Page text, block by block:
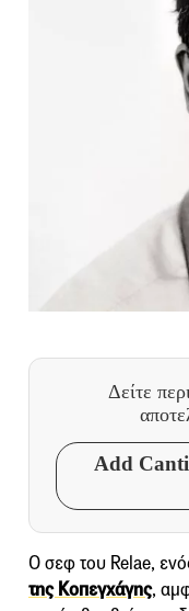
Δείτε
Add
Ο σεφ του Relae,
της Κοπεγχάγης,